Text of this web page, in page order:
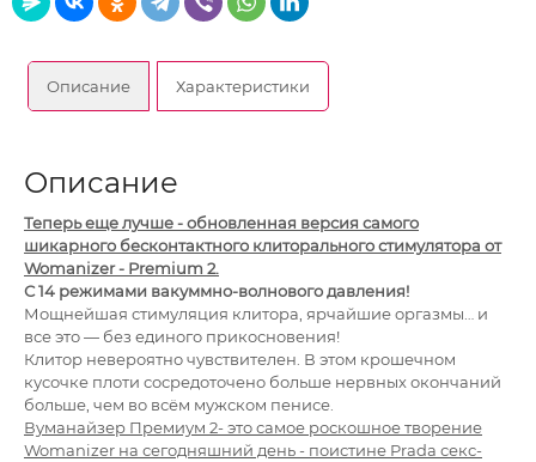
Описание Характеристики
Описание
Теперь еще лучше - обновленная версия самого
шикарного бесконтактного клиторального стимулятора от
Womanizer - Premium 2.
С 14 режимами вакуммно-волнового давления!
Мощ­нейшая стиму­ляция кли­тора, ярчайшие оргазмы… и
все это — без еди­ного при­кос­но­ве­ния!
Клитор невероятно чувствителен. В этом крошечном
кусочке плоти сосредоточено больше нервных окончаний
больше, чем во всём мужском пенисе.
Вуманайзер Премиум 2- это самое роскошное творение
Womanizer на сегодняшний день - поистине Prada секс-